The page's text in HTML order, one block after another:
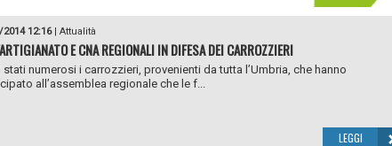
12:16| Attualità
E CNA REGIONALI IN DIFESA DEI CARROZZIERI
stati numerosi i carrozzieri, provenienti da tutta l’Umbria, che hanno
all’assemblea regionale che le f...
LEGGI